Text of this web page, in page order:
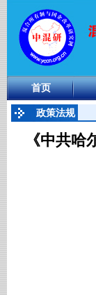
首页
政策法规
《中共